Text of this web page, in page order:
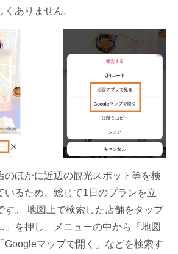
ありません。
のほかに近辺の観光スポット等を検
いるため、総じて1日のプランを立
す。 地図上で検索した店舗をタップ
を押し、メニューの中から「地図
Googleマップで開く」などを検索す